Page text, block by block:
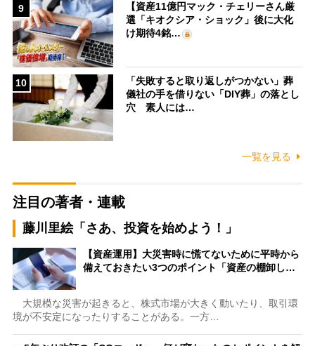
9
【資産11億円マック・チェリーさん厳
選「キオクシア・ショック」後に大化
け期待4銘…
10
「失敗すると取り返しがつかない」葬
儀社の手を借りない「DIY葬」の落とし
穴 素人には…
一覧を見る
注目の著者・連載
藤川里絵「さあ、投資を始めよう！」
【資産運用】大災害時に慌てないために平時から
備えておきたい3つのポイント「資産の棚卸し…
大規模な災害が起きると、株式市場が大きく動いたり、取引環
境が不安定になったりすることがある。一方…